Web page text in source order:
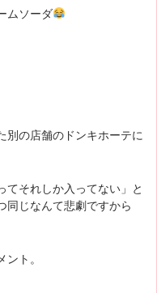
ムソーダ
別の店舗のドンキホーテに
てそれしか入ってない」と
同じなんて悲劇ですから
ト。